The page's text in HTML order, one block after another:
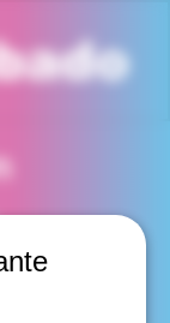
del Mar,